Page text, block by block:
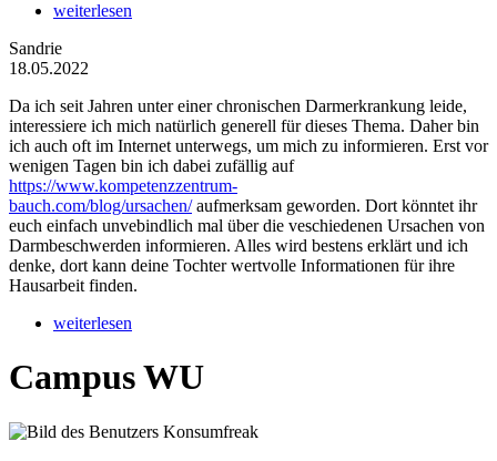
weiterlesen
Sandrie
18.05.2022
Da ich seit Jahren unter einer chronischen Darmerkrankung leide,
interessiere ich mich natürlich generell für dieses Thema. Daher bin
ich auch oft im Internet unterwegs, um mich zu informieren. Erst vor
wenigen Tagen bin ich dabei zufällig auf
https://www.kompetenzzentrum-
bauch.com/blog/ursachen/aufmerksam geworden. Dort könntet ihr
euch einfach unvebindlich mal über die veschiedenen Ursachen von
Darmbeschwerden informieren. Alles wird bestens erklärt und ich
denke, dort kann deine Tochter wertvolle Informationen für ihre
Hausarbeit finden.
weiterlesen
Campus WU